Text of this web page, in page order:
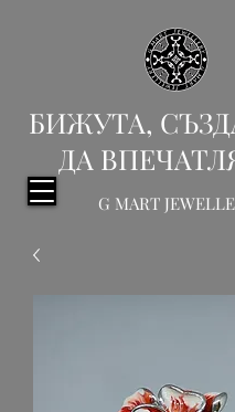
БИЖУТА,
ДА
G MART